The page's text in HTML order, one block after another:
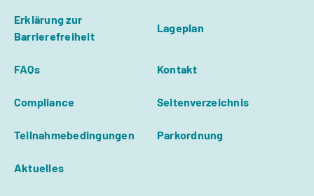
Erklärung zur
Barrierefreiheit
Lageplan
FAQs Kontakt
Compliance Seitenverzeichnis
Teilnahmebedingungen Parkordnung
Aktuelles